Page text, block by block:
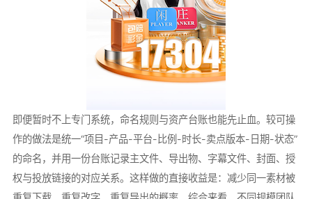
即便暂时不上专门系统，命名规则与资产台账也能先止血。较可操
作的做法是统一“项目-产品-平台-比例-时长-卖点版本-日期-状态”
的命名，并用一份台账记录主文件、导出物、字幕文件、封面、授
权与投放链接的对应关系。这样做的直接收益是：减少同一素材被